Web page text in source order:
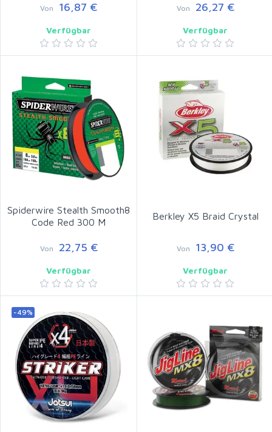
Von 16,87 €
Verfügbar
Von 26,27 €
Verfügbar
Spiderwire Stealth Smooth8
Code Red 300 M
Von 22,75 €
Verfügbar
Berkley X5 Braid Crystal
Von 13,90 €
Verfügbar
-49%